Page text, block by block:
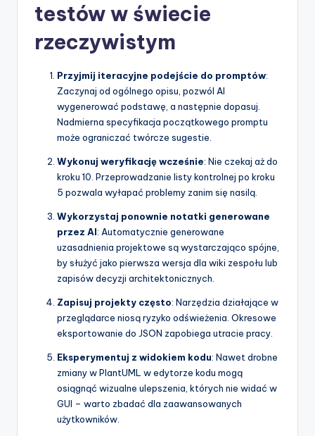
testów w świecie
rzeczywistym
Przyjmij iteracyjne podejście do promptów:
Zaczynaj od ogólnego opisu, pozwól AI
wygenerować podstawę, a następnie dopasuj.
Nadmierna specyfikacja początkowego promptu
może ograniczać twórcze sugestie.
Wykonuj weryfikację wcześnie: Nie czekaj aż do
kroku 10. Przeprowadzanie listy kontrolnej po kroku
5 pozwala wyłapać problemy zanim się nasilą.
Wykorzystaj ponownie notatki generowane
przez AI: Automatycznie generowane
uzasadnienia projektowe są wystarczająco spójne,
by służyć jako pierwsza wersja dla wiki zespołu lub
zapisów decyzji architektonicznych.
Zapisuj projekty często: Narzędzia działające w
przeglądarce niosą ryzyko odświeżenia. Okresowe
eksportowanie do JSON zapobiega utracie pracy.
Eksperymentuj z widokiem kodu: Nawet drobne
zmiany w PlantUML w edytorze kodu mogą
osiągnąć wizualne ulepszenia, których nie widać w
GUI – warto zbadać dla zaawansowanych
użytkowników.